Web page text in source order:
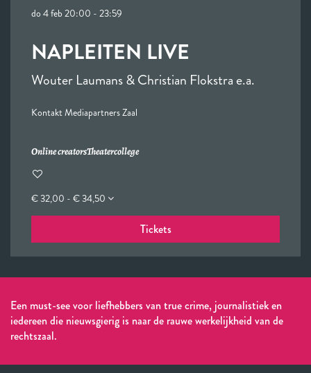
NAPLEITEN LIVE
Wouter Laumans & Christian Flokstra e.a.
do 4 feb 20:00 - 23:59
Kontakt Mediapartners Zaal
Online creatorsTheatercollege
€ 32,00 - € 34,50
Tickets
Een must-see voor liefhebbers van true crime, journalistiek en
iedereen die nieuwsgierig is naar de rauwe werkelijkheid van de
rechtszaal.
Inzoomen